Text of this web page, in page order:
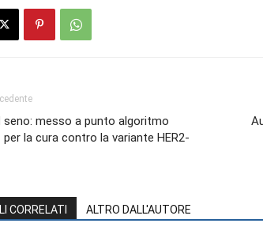
seno: messo a punto algoritmo
la cura contro la variante HER2-
CORRELATI ALTRO DALL'AUTORE